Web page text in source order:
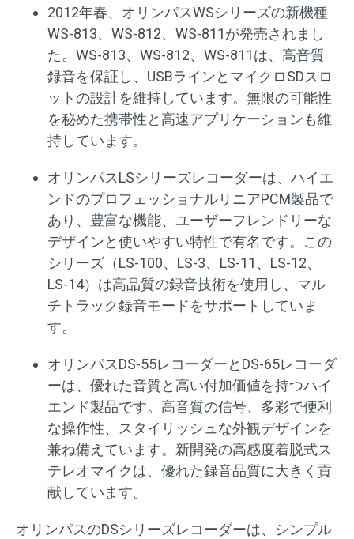
2012年春、オリンパスWSシリーズの新機種
WS-813、WS-812、WS-811が発売されまし
た。WS-813、WS-812、WS-811は、高音質
録音を保証し、USBラインとマイクロSDスロ
ットの設計を維持しています。無限の可能性
を秘めた携帯性と高速アプリケーションも維
持しています。
オリンパスLSシリーズレコーダーは、ハイエ
ンドのプロフェッショナルリニアPCM製品で
あり、豊富な機能、ユーザーフレンドリーな
デザインと使いやすい特性で有名です。この
シリーズ（LS-100、LS-3、LS-11、LS-12、
LS-14）は高品質の録音技術を使用し、マル
チトラック録音モードをサポートしていま
す。
オリンパスDS-55レコーダーとDS-65レコーダ
ーは、優れた音質と高い付加価値を持つハイ
エンド製品です。高音質の信号、多彩で便利
な操作性、スタイリッシュな外観デザインを
兼ね備えています。新開発の高感度着脱式ス
テレオマイクは、優れた録音品質に大きく貢
献しています。
オリンパスのDSシリーズレコーダーは、シンプル